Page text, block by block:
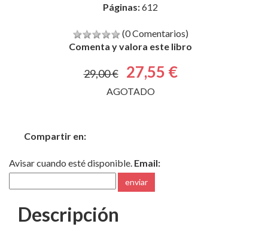
Páginas:612
(0 Comentarios)
Comenta y valora este libro
29,00 € 27,55 €
AGOTADO
Compartir en:
Avisar cuando esté disponible. Email:
enviar
Descripción